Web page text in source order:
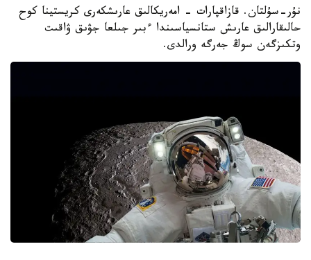
نۇر-سۇلتان. قازاقپارات - امەريكالىق عارىشكەرى كريستينا كوح
حالىقارالىق عارىش ستانسياسىندا ءبىر جىلعا جۋىق ۋاقىت
وتكىزگەن سوڭ جەرگە ورالدى.